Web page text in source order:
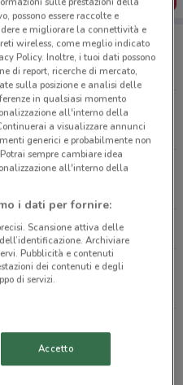
Corato
Terlizzi
121 Barletta
Tutti i negozi Linfa Farmacie
negozi
per città nelle vicinanze
possono essere raccolte e
e migliorare la connettività e
wireless, come meglio indicato
Policy. Inoltre, i tuoi dati possono
di report, ricerche di mercato,
sulla posizione e analisi delle
in qualsiasi momento
all'interno della
a visualizzare annunci
generici e probabilmente non
sempre cambiare idea
all'interno della
i dati per fornire:
Scansione attiva delle
Archiviare
Pubblicità e contenuti
dei contenuti e degli
di servizi.
Accetto